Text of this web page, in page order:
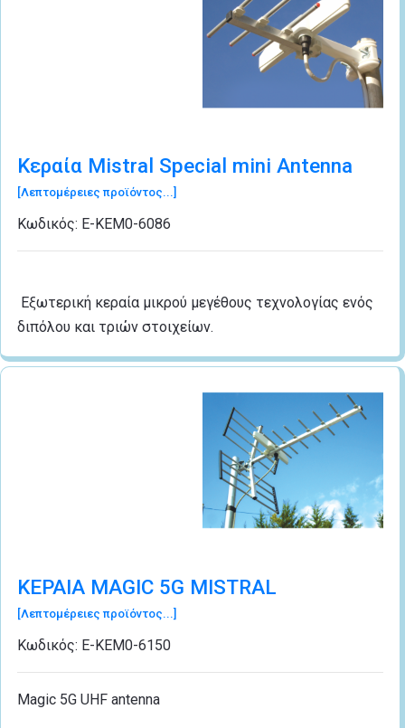
Κεραία Mistral Special mini Antenna
[Λεπτομέρειες προϊόντος...]
Κωδικός: Ε-ΚΕΜ0-6086
Εξωτερική κεραία μικρού μεγέθους τεχνολογίας ενός
διπόλου και τριών στοιχείων.
ΚΕΡΑΙΑ MAGIC 5G MISTRAL
[Λεπτομέρειες προϊόντος...]
Κωδικός: Ε-ΚΕΜ0-6150
Magic 5G UHF antenna